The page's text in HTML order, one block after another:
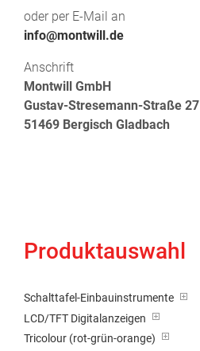
Produktauswahl
Schalttafel-Einbauinstrumente
LCD/TFT Digitalanzeigen
Tricolour (rot-grün-orange)
oder per E-Mail an
info@montwill.de
Anschrift
Montwill GmbH
Gustav-Stresemann-Straße 27
51469 Bergisch Gladbach